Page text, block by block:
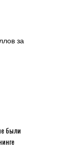
за
были